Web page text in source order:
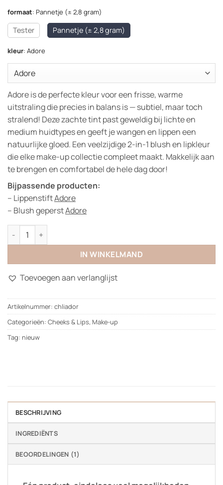
formaat: Pannetje (± 2,8 gram)
Tester Pannetje (± 2,8 gram)
kleur: Adore
Adore is de perfecte kleur voor een frisse, warme
uitstraling die precies in balans is — subtiel, maar toch
stralend! Deze zachte tint past geweldig bij lichte en
medium huidtypes en geeft je wangen en lippen een
natuurlijke gloed. Een veelzijdige 2-in-1 blush en lipkleur
die elke make-up collectie compleet maakt. Makkelijk aan
te brengen en comfortabel de hele dag door!
Bijpassende producten:
– LippenstiftAdore
– Blush geperstAdore
Cheeks & Lips aantal
IN WINKELMAND
Toevoegen aan verlanglijst
Artikelnummer: chliador
Categorieën: Cheeks & Lips, Make-up
Tag: nieuw
BESCHRIJVING
INGREDIËNTS
BEOORDELINGEN (1)